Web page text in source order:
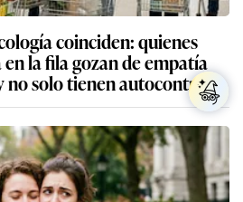
coinciden: quienes
la fila gozan de empatía
no solo tienen autocontrol